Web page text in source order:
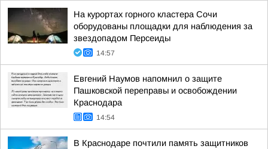
На курортах горного кластера Сочи
оборудованы площадки для наблюдения за
звездопадом Персеиды
14:57
Евгений Наумов напомнил о защите
Пашковской переправы и освобождении
Краснодара
14:54
В Краснодаре почтили память защитников